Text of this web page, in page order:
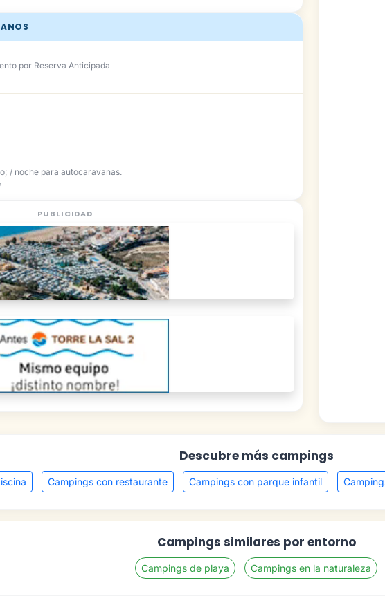
por Reserva Anticipada
/ noche para autocaravanas.
PUBLICIDAD
Descubre más campings
Campings con restaurante Campings con parque infantil
Campings similares por entorno
Campings de playa Campings en la naturaleza